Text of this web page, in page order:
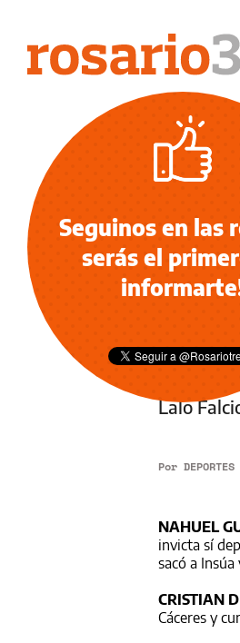
NOTICIAS
Los
Lalo
Por DEPORTES
NAHUEL
invicta sí
sacó a
CRISTIAN
Cáceres y
Seguinos en las
serás el